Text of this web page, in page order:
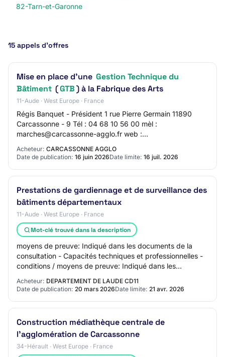
82-Tarn-et-Garonne
15 appels d’offres
Mise en place d'une Gestion Technique du
Bâtiment (GTB) à la Fabrique des Arts
11-Aude · West Europe · France
Régis Banquet - Président 1 rue Pierre Germain 11890
Carcassonne - 9 Tél : 04 68 10 56 00 mèl :
marches@carcassonne-agglo.fr web :
20003571500016 Groupement de…
Acheteur: CARCASSONNE AGGLO
Date de publication: 16 juin 2026Date limite: 16 juil. 2026
Prestations de gardiennage et de surveillance des
bâtiments départementaux
11-Aude · West Europe · France
Mot-clé trouvé dans la description
moyens de preuve: Indiqué dans les documents de la
consultation - Capacités techniques et professionnelles -
conditions / moyens de preuve: Indiqué dans les
Acheteur: DEPARTEMENT DE LAUDE CD11
Date de publication: 20 mars 2026Date limite: 21 avr. 2026
Construction médiathèque centrale de
l'agglomération de Carcassonne
34-Hérault · West Europe · France